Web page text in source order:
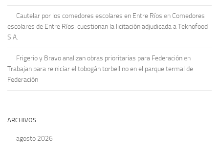
Cautelar por los comedores escolares en Entre Ríos en Comedores
escolares de Entre Ríos: cuestionan la licitación adjudicada a Teknofood
S.A.
Frigerio y Bravo analizan obras prioritarias para Federación en
Trabajan para reiniciar el tobogán torbellino en el parque termal de
Federación
ARCHIVOS
agosto 2026